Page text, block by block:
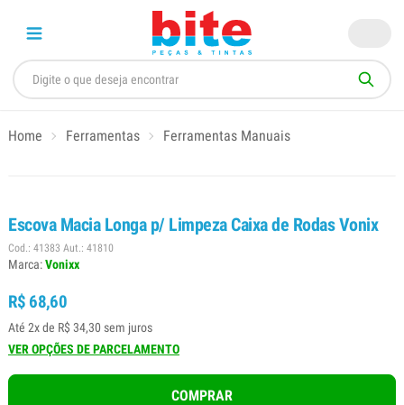
Home Ferramentas Ferramentas Manuais
Escova Macia Longa p/ Limpeza Caixa de Rodas Vonix
Cod.: 41383 Aut.: 41810
Marca:Vonixx
R$ 68,60
Até 2x de R$ 34,30 sem juros
VER OPÇÕES DE PARCELAMENTO
COMPRAR